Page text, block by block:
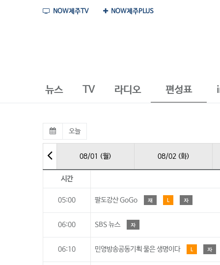
NOW제주PLUS
NOW제주TV
뉴스 TV 라디오 편성표
오늘
08/01 (월) 08/02 (화)
시간
05:00 팔도강산 GoGo 재 L 자
06:00 SBS 뉴스 자
06:10 민영방송공동기획 물은 생명이다 L 자